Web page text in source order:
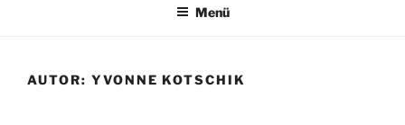
Menü
AUTOR: YVONNE KOTSCHIK